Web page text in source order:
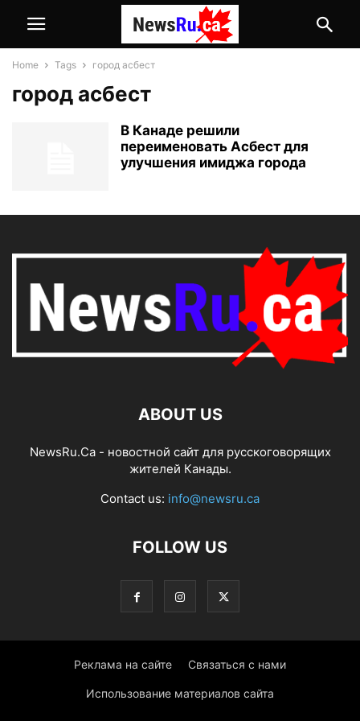
Home Tags город асбест
город асбест
В Канаде решили
переименовать Асбест для
улучшения имиджа города
ABOUT US
NewsRu.Ca - новостной сайт для русскоговорящих
жителей Канады.
Contact us: info@newsru.ca
FOLLOW US
Реклама на сайте Связаться с нами
Использование материалов сайта